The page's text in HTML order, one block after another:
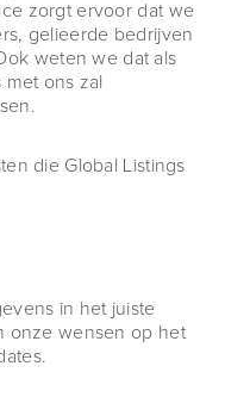
zorgt ervoor dat we
gelieerde bedrijven
weten we dat als
ons zal
die Global Listings
in het juiste
onze wensen op het